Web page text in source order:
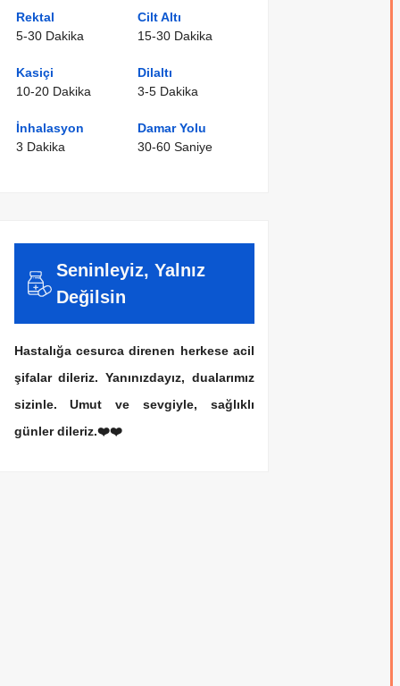
Rektal
5-30 Dakika
Cilt Altı
15-30 Dakika
Kasiçi
10-20 Dakika
Dilaltı
3-5 Dakika
İnhalasyon
3 Dakika
Damar Yolu
30-60 Saniye
Seninleyiz, Yalnız
Değilsin
Hastalığa cesurca direnen herkese acil
şifalar dileriz. Yanınızdayız, dualarımız
sizinle. Umut ve sevgiyle, sağlıklı
günler dileriz.❤️❤️